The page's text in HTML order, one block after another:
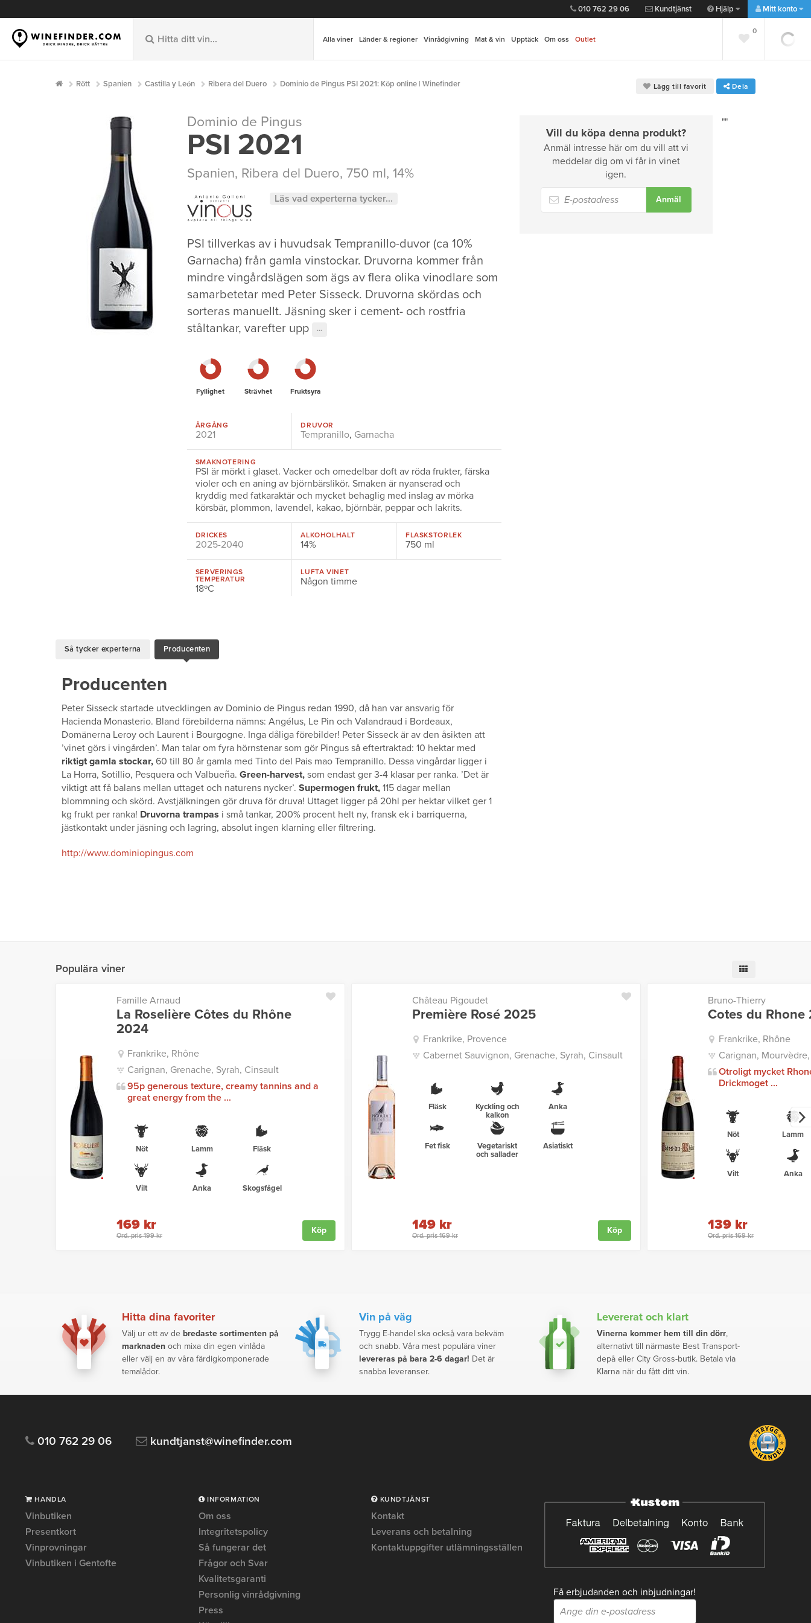
010 762 29 06 Kundtjänst Hjälp Mitt konto
Alla viner Länder & regioner Vinrådgivning Mat & vin Upptäck Om oss Outlet
0
0
Rött Spanien Castilla y León Ribera del Duero Dominio de Pingus PSI 2021: Köp online | Winefinder Lägg till favorit Dela
Dominio de Pingus
PSI 2021
Spanien, Ribera del Duero, 750 ml, 14%
Läs vad experterna tycker...
PSI tillverkas av i huvudsak Tempranillo-duvor (ca 10%
Garnacha) från gamla vinstockar. Druvorna kommer från
mindre vingårdslägen som ägs av flera olika vinodlare som
samarbetetar med Peter Sisseck. Druvorna skördas och
sorteras manuellt. Jäsning sker i cement- och rostfria
ståltankar, varefter upp
···
Vill du köpa denna produkt?
Anmäl intresse här om du vill att vi
meddelar dig om vi får in vinet
igen.
Anmäl
Fyllighet Strävhet Fruktsyra
ÅRGÅNG
2021
DRUVOR
Tempranillo, Garnacha
SMAKNOTERING
PSI är mörkt i glaset. Vacker och omedelbar doft av röda frukter, färska
violer och en aning av björnbärslikör. Smaken är nyanserad och
kryddig med fatkaraktär och mycket behaglig med inslag av mörka
körsbär, plommon, lavendel, kakao, björnbär, peppar och lakrits.
DRICKES
2025-2040
ALKOHOLHALT
14%
FLASKSTORLEK
750 ml
SERVERINGS
TEMPERATUR
18ºC
LUFTA VINET
Någon timme
Så tycker experterna Producenten
Producenten
Peter Sisseck startade utvecklingen av Dominio de Pingus redan 1990, då han var ansvarig för
Hacienda Monasterio. Bland förebilderna nämns: Angélus, Le Pin och Valandraud i Bordeaux,
Domänerna Leroy och Laurent i Bourgogne. Inga dåliga förebilder! Peter Sisseck är av den åsikten att
’vinet görs i vingården’. Man talar om fyra hörnstenar som gör Pingus så eftertraktad: 10 hektar med
riktigt gamla stockar, 60 till 80 år gamla med Tinto del Pais mao Tempranillo. Dessa vingårdar ligger i
La Horra, Sotillio, Pesquera och Valbueña. Green-harvest, som endast ger 3-4 klasar per ranka. ’Det är
viktigt att få balans mellan uttaget och naturens nycker’. Supermogen frukt, 115 dagar mellan
blommning och skörd. Avstjälkningen gör druva för druva! Uttaget ligger på 20hl per hektar vilket ger 1
kg frukt per ranka! Druvorna trampas i små tankar, 200% procent helt ny, fransk ek i barriquerna,
jästkontakt under jäsning och lagring, absolut ingen klarning eller filtrering.
http://www.dominiopingus.com
""
Populära viner
Famille Arnaud
La Roselière Côtes du Rhône
2024
Frankrike, Rhône
Carignan, Grenache, Syrah, Cinsault
95p generous texture, creamy tannins and a
great energy from the ...
Nöt Lamm Fläsk
Vilt Anka Skogsfågel
Ord. pris 199 kr
169 kr Köp
Château Pigoudet
Première Rosé 2025
Frankrike, Provence
Cabernet Sauvignon, Grenache, Syrah, Cinsault
Fläsk
Kyckling och
kalkon
Anka
Fet fisk
Vegetariskt
och sallader
Asiatiskt
Ord. pris 169 kr
149 kr Köp
Bruno-Thierry
Cotes du Rhone
Frankrike, Rhône
Carignan,
Otroligt mycket
Drickmoget ...
Nöt Lamm
Vilt Anka
Ord. pris 169 kr
139 kr
Hitta dina favoriter
Välj ur ett av de bredaste sortimenten på
marknaden och mixa din egen vinlåda
eller välj en av våra färdigkomponerade
temalådor.
Vin på väg
Trygg E-handel ska också vara bekväm
och snabb. Våra mest populära viner
levereras på bara 2-6 dagar! Det är
snabba leveranser.
Levererat och klart
Vinerna kommer hem till din dörr,
alternativt till närmaste Best Transport-
depå eller City Gross-butik. Betala via
Klarna när du fått ditt vin.
010 762 29 06 kundtjanst@winefinder.com
HANDLA
Vinbutiken
Presentkort
Vinprovningar
Vinbutiken i Gentofte
INFORMATION
Om oss
Integritetspolicy
Så fungerar det
Frågor och Svar
Kvalitetsgaranti
Personlig vinrådgivning
Press
KUNDTJÄNST
Kontakt
Leverans och betalning
Kontaktuppgifter utlämningsställen
Få erbjudanden och inbjudningar!